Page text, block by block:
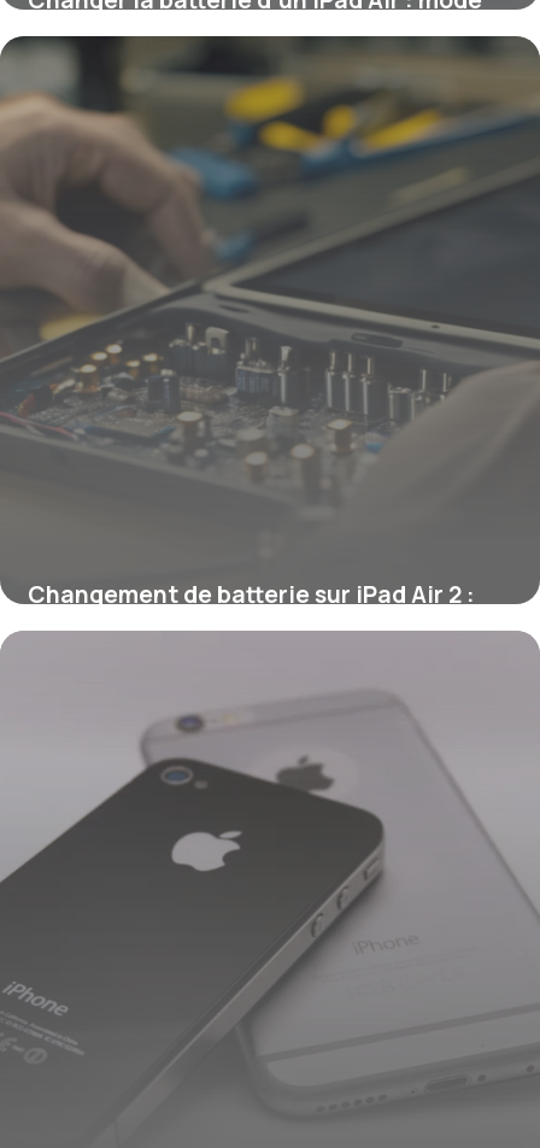
d’emploi précis et sécurisé
Changement de batterie sur iPad Air 2 :
Guide complet et conseils essentiels